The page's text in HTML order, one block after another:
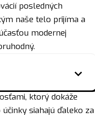
posledných
naše telo prijíma a
modernej
ktorý dokáže
siahajú ďaleko za